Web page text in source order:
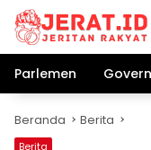
Langsung
konten
Parlemen
Beranda Berita
Berita